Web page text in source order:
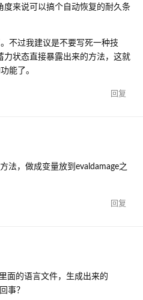
度来说可以搞个自动恢复的耐久条
不过我建议是不要写死一种技
状态直接暴露出来的方法，这就
能了。
回复
法，做成变量放到evaldamage之
回复
面的语言文件，生成出来的
事？